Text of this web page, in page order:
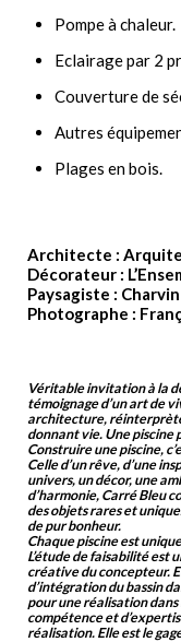
Pompe à chaleur.
Eclairage par 2
Couverture de
Autres
Plages en bois.
Architecte :
Décorateur :
Paysagiste :
Photographe :
Véritable invitation à la
témoignage d’un art de
architecture, réinterprète
donnant vie. Une piscine
Construire une piscine,
Celle d’un rêve, d’une
univers, un décor, une
d’harmonie, Carré Bleu
des objets rares et
de pur bonheur.
Chaque piscine est
L’étude de faisabilité est
créative du concepteur.
d’intégration du bassin
pour une réalisation
compétence et
réalisation. Elle est le